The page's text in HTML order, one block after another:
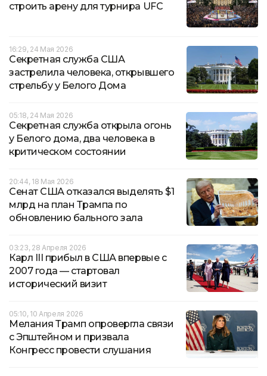
строить арену для турнира UFC
16:29, 24 Мая 2026
Секретная служба США
застрелила человека, открывшего
стрельбу у Белого Дома
05:18, 24 Мая 2026
Секретная служба открыла огонь
у Белого дома, два человека в
критическом состоянии
20:44, 18 Мая 2026
Сенат США отказался выделять $1
млрд на план Трампа по
обновлению бального зала
03:23, 28 Апреля 2026
Карл III прибыл в США впервые с
2007 года — стартовал
исторический визит
05:10, 10 Апреля 2026
Мелания Трамп опровергла связи
с Эпштейном и призвала
Конгресс провести слушания